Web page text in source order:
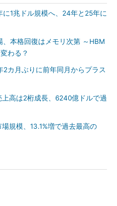
1兆ドル規模へ、24年と25年に
本格回復はメモリ次第 ～HBM
わる？
2カ月ぶりに前年同月からプラス
高は2桁成長、6240億ドルで過
規模、13.1%増で過去最高の